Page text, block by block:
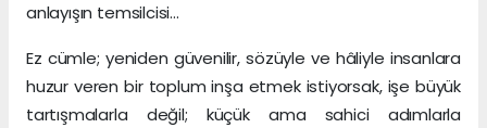
anlayışın temsilcisi…
Ez cümle; yeniden güvenilir, sözüyle ve hâliyle insanlara
huzur veren bir toplum inşa etmek istiyorsak, işe büyük
tartışmalarla değil; küçük ama sahici adımlarla